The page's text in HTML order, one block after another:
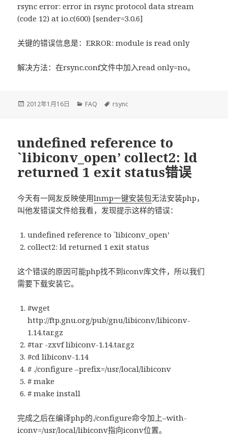
rsync error: error in rsync protocol data stream
(code 12) at io.c(600) [sender=3.0.6]
关键的错误信息是：ERROR: module is read only
解决方法：在rsync.conf文件中加入read only=no。
发
2012年1月16日
分
FAQ
标
rsync
undefined reference to
`libiconv_open’ collect2: ld
returned 1 exit status错误
今天有一网友反映使用lnmp一键安装包无法安装php，
叫他发错误文件给我看，发现提示这样的错误：
undefined reference to `libiconv_open’
collect2: ld returned 1 exit status
这个错误的原因可能php找不到iconv库文件，所以我们
需要下载安装它。
#wget
http://ftp.gnu.org/pub/gnu/libiconv/libiconv-
1.14.tar.gz
#tar -zxvf libiconv-1.14.tar.gz
#cd libiconv-1.14
# ./configure –prefix=/usr/local/libiconv
# make
# make install
完成之后在编译php的./configure命令加上–with-
iconv=/usr/local/libiconv指向iconv位置。